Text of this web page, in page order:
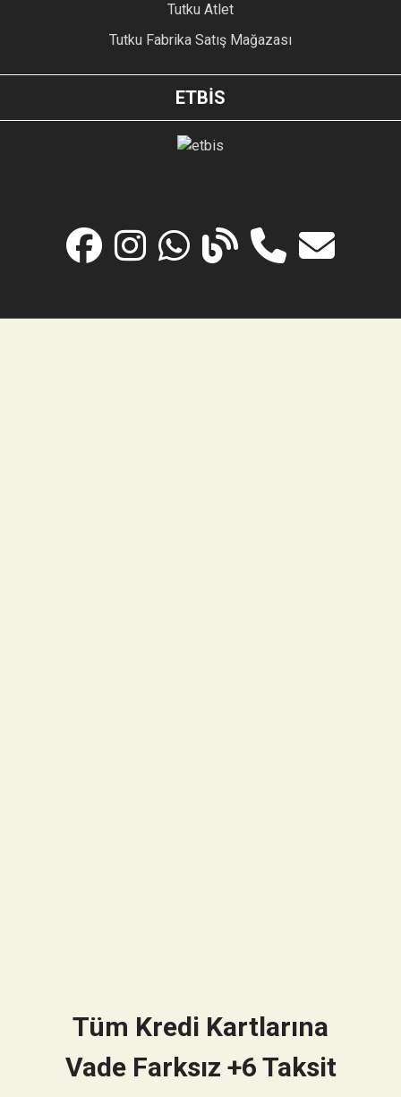
Tutku Atlet
Tutku Fabrika Satış Mağazası
ETBİS
Tüm Kredi Kartlarına
Vade Farksız +6 Taksit